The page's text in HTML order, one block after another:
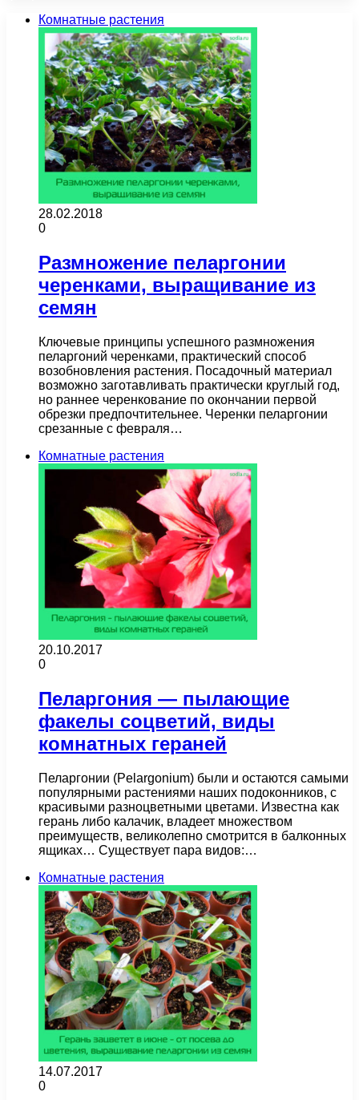
Комнатные растения
28.02.2018
0
Размножение пеларгонии
черенками, выращивание из
семян
Ключевые принципы успешного размножения
пеларгоний черенками, практический способ
возобновления растения. Посадочный материал
возможно заготавливать практически круглый год,
но раннее черенкование по окончании первой
обрезки предпочтительнее. Черенки пеларгонии
срезанные с февраля…
Комнатные растения
20.10.2017
0
Пеларгония — пылающие
факелы соцветий, виды
комнатных гераней
Пеларгонии (Pelargonium) были и остаются самыми
популярными растениями наших подоконников, с
красивыми разноцветными цветами. Известна как
герань либо калачик, владеет множеством
преимуществ, великолепно смотрится в балконных
ящиках… Существует пара видов:…
Комнатные растения
14.07.2017
0